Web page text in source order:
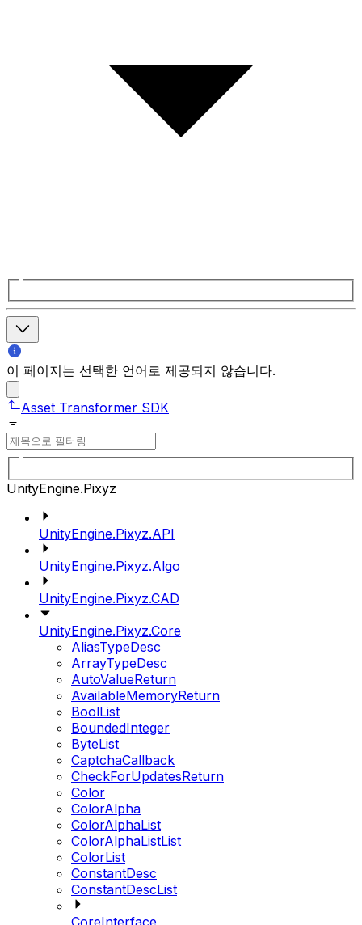
이 페이지는 선택한 언어로 제공되지 않습니다.
Asset Transformer SDK
UnityEngine.Pixyz
UnityEngine.Pixyz.API
UnityEngine.Pixyz.Algo
UnityEngine.Pixyz.CAD
UnityEngine.Pixyz.Core
AliasTypeDesc
ArrayTypeDesc
AutoValueReturn
AvailableMemoryReturn
BoolList
BoundedInteger
ByteList
CaptchaCallback
CheckForUpdatesReturn
Color
ColorAlpha
ColorAlphaList
ColorAlphaListList
ColorList
ConstantDesc
ConstantDescList
CoreInterface